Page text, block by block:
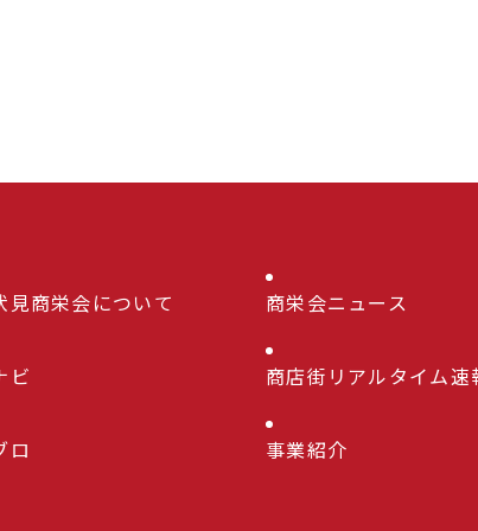
見商栄会について 商栄会ニュース
ビ 商店街リアルタイム速
ロ 事業紹介